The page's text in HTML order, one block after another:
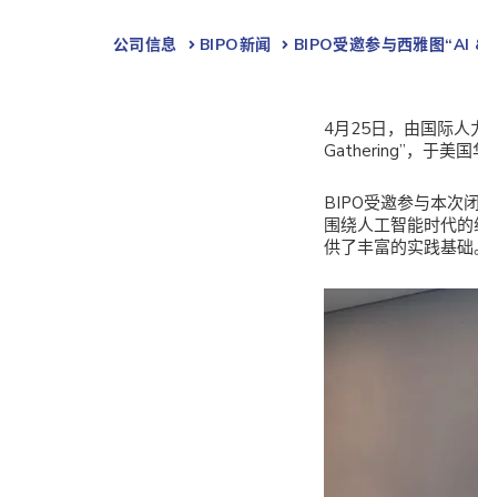
公司信息 BIPO新闻​ BIPO受邀参与西雅图
4月25日，由国际人
Gathering”，于美国
BIPO受邀参与本次
围绕人工智能时代
供了丰富的实践基础